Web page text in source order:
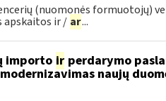
(nuomonės formuotojų)
ir / ar...
importo irperdarymo
modernizavimas naujų